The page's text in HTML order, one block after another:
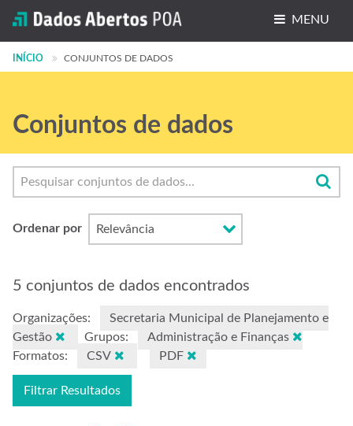
MENU
Conjuntos de dados
Grupos
Sobre
INÍCIO CONJUNTOS DE DADOS
Conjuntos de dados
Ordenar por
5 conjuntos de dados encontrados
Organizações:
Secretaria Municipal de Planejamento e
Gestão
Grupos:
Administração e Finanças
Formatos:
CSV PDF
Filtrar Resultados